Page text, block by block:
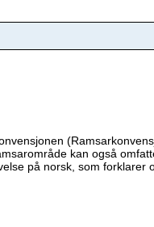
kan også
på norsk, som forklarer